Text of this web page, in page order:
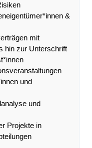
&
mit
hin zur Unterschrift
und
und
Projekte in